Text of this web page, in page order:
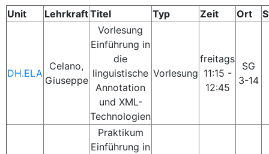
Unit LehrkraftTitel Typ Zeit Ort
DH.ELA
Celano,
Giuseppe
Vorlesung
Einführung in
die
linguistische
Annotation
und XML-
Technologien
Vorlesung
freitags
11:15 -
12:45
SG
3-14
Praktikum
Einführung in